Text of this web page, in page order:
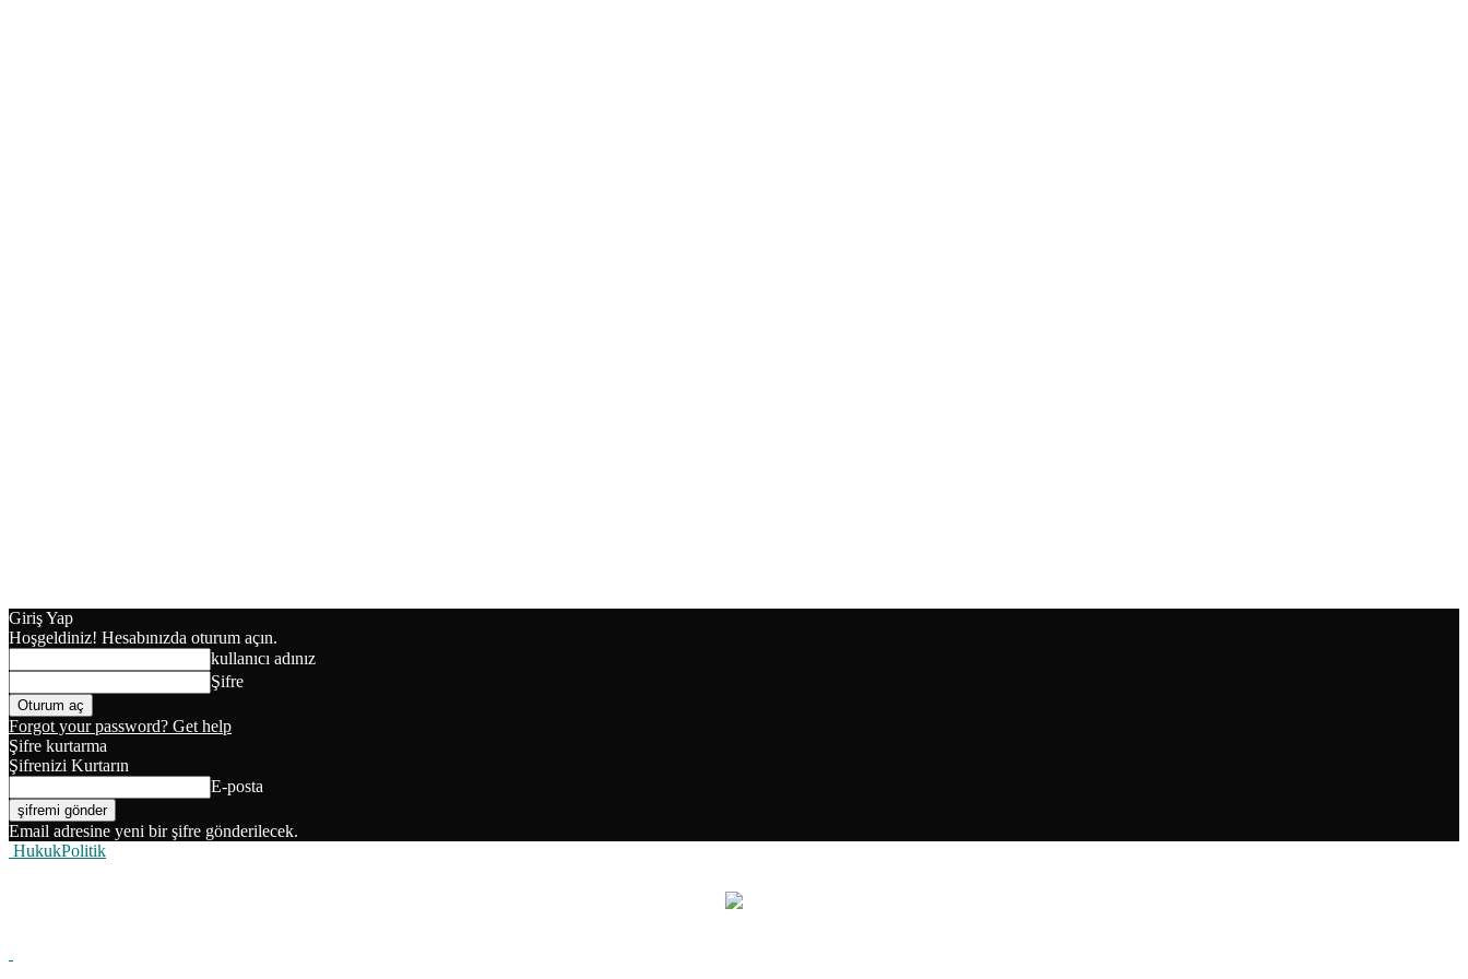
Giriş Yap
Hoşgeldiniz! Hesabınızda oturum açın.
kullanıcı adınız
Şifre
Forgot your password? Get help
Şifre kurtarma
Şifrenizi Kurtarın
E-posta
Email adresine yeni bir şifre gönderilecek.
HukukPolitik